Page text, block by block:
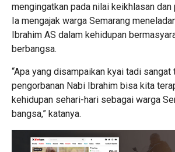
mengingatkan pada nilai keikhlasan dan
Ia mengajak warga Semarang
Ibrahim AS dalam kehidupan
berbangsa.
“Apa yang disampaikan kyai tadi sangat
pengorbanan Nabi Ibrahim bisa kita
kehidupan sehari-hari sebagai warga
bangsa,” katanya.